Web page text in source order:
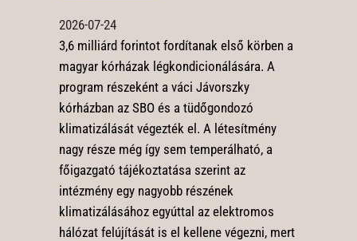
2026-07-24
3,6 milliárd forintot fordítanak első körben a
magyar kórházak légkondicionálására. A
program részeként a váci Jávorszky
kórházban az SBO és a tüdőgondozó
klimatizálását végezték el. A létesítmény
nagy része még így sem temperálható, a
főigazgató tájékoztatása szerint az
intézmény egy nagyobb részének
klimatizálásához egyúttal az elektromos
hálózat felújítását is el kellene végezni, mert